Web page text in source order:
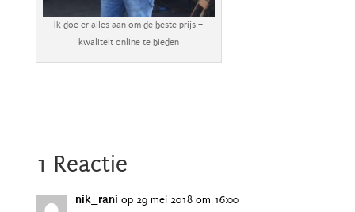
Ik doe er alles aan om de beste prijs –
kwaliteit online te bieden
1 Reactie
nik_rani op 29 mei 2018 om 16:00